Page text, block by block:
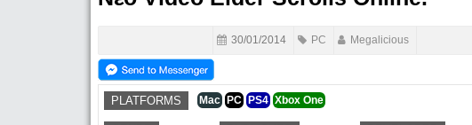
30/01/2014 PC Megalicious
PLATFORMS Mac PC PS4 Xbox One